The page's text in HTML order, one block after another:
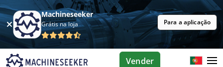
Machineseeker
Grátis na loja Para a aplicação
Vender